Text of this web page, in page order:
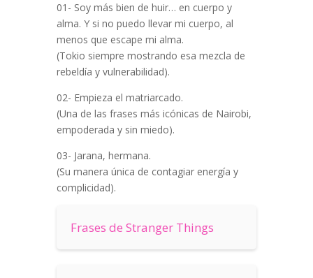
01- Soy más bien de huir… en cuerpo y
alma. Y si no puedo llevar mi cuerpo, al
menos que escape mi alma.
(Tokio siempre mostrando esa mezcla de
rebeldía y vulnerabilidad).
02- Empieza el matriarcado.
(Una de las frases más icónicas de Nairobi,
empoderada y sin miedo).
03- Jarana, hermana.
(Su manera única de contagiar energía y
complicidad).
Frases de Stranger Things